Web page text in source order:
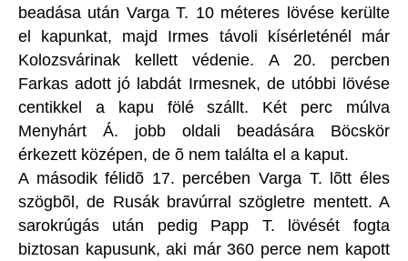
beadása után Varga T. 10 méteres lövése kerülte
el kapunkat, majd Irmes távoli kísérleténél már
Kolozsvárinak kellett védenie. A 20. percben
Farkas adott jó labdát Irmesnek, de utóbbi lövése
centikkel a kapu fölé szállt. Két perc múlva
Menyhárt Á. jobb oldali beadására Böcskör
érkezett középen, de õ nem találta el a kaput.
A második félidõ 17. percében Varga T. lõtt éles
szögbõl, de Rusák bravúrral szögletre mentett. A
sarokrúgás után pedig Papp T. lövését fogta
biztosan kapusunk, aki már 360 perce nem kapott